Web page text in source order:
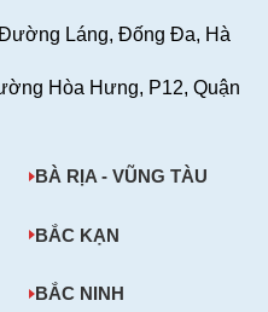
Láng, Đống Đa, Hà
Hòa Hưng, P12, Quận
BÀ RỊA - VŨNG TÀU
BẮC KẠN
BẮC NINH